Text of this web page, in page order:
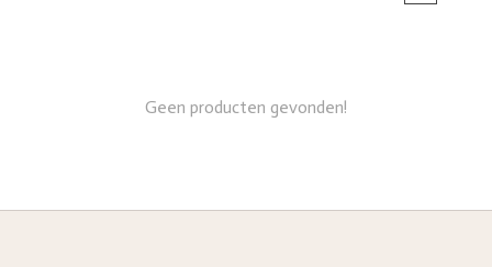
Geen producten gevonden!